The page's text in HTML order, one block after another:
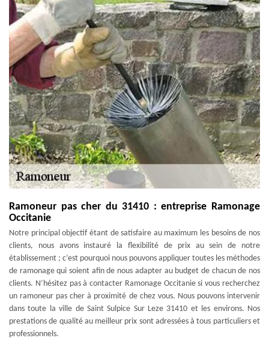
Ramoneur pas cher du 31410 : entreprise Ramonage
Occitanie
Notre principal objectif étant de satisfaire au maximum les besoins de nos
clients, nous avons instauré la flexibilité de prix au sein de notre
établissement ; c’est pourquoi nous pouvons appliquer toutes les méthodes
de ramonage qui soient afin de nous adapter au budget de chacun de nos
clients. N’hésitez pas à contacter Ramonage Occitanie si vous recherchez
un ramoneur pas cher à proximité de chez vous. Nous pouvons intervenir
dans toute la ville de Saint Sulpice Sur Leze 31410 et les environs. Nos
prestations de qualité au meilleur prix sont adressées à tous particuliers et
professionnels.